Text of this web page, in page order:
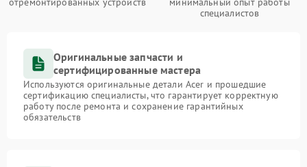
специалистов
Оригинальные запчасти и
сертифицированные мастера
Используются оригинальные детали Acer и прошедшие
сертификацию специалисты, что гарантирует корректную
работу после ремонта и сохранение гарантийных
обязательств